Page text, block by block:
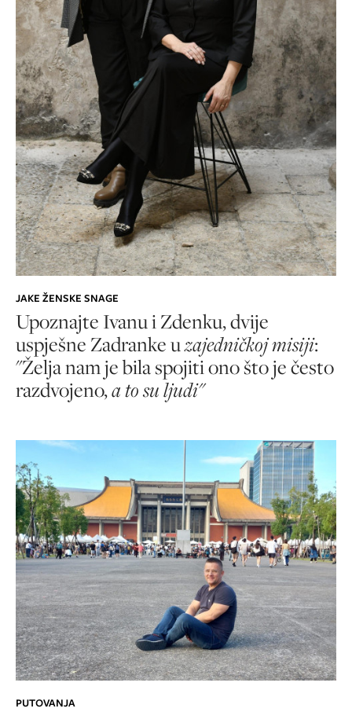
JAKE ŽENSKE SNAGE
Upoznajte Ivanu i Zdenku, dvije
uspješne Zadranke uzajedničkoj misiji:
"Želja nam je bila spojiti ono što je često
razdvojeno,a to su ljudi"
PUTOVANJA